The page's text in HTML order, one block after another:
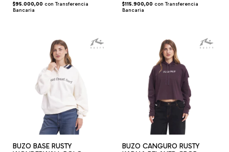
$95.000,00 con Transferencia
Bancaria
$115.900,00 con Transferencia
Bancaria
BUZO BASE RUSTY
BUZO CANGURO RUSTY